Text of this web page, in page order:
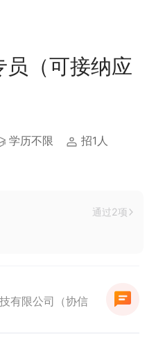
员（可接纳应
学历不限 招1人
通过2项
有限公司（协信